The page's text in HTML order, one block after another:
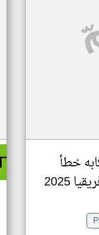
خطأ
2025